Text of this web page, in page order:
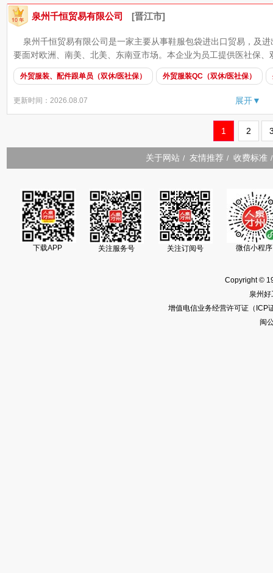
泉州千恒贸易有限公司 [晋江市]
泉州千恒贸易有限公司是一家主要从事鞋服包袋进出口贸易，及
要面对欧洲、南美、北美、东南亚市场。本企业为员工提供医社保
外贸服装、配件跟单员（双休/医社保） 外贸服装QC（双休/医社保）
更新时间：2026.08.07 展开▼
1 2
关于网站 / 友情推荐 / 收费标准 /
下载APP 关注服务号 关注订阅号 微信小程序
Copyright ©
泉州
增值电信业务经营许可证（ICP
闽